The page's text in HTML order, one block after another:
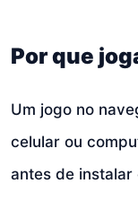
Por que
Um jogo no
celular ou
antes de